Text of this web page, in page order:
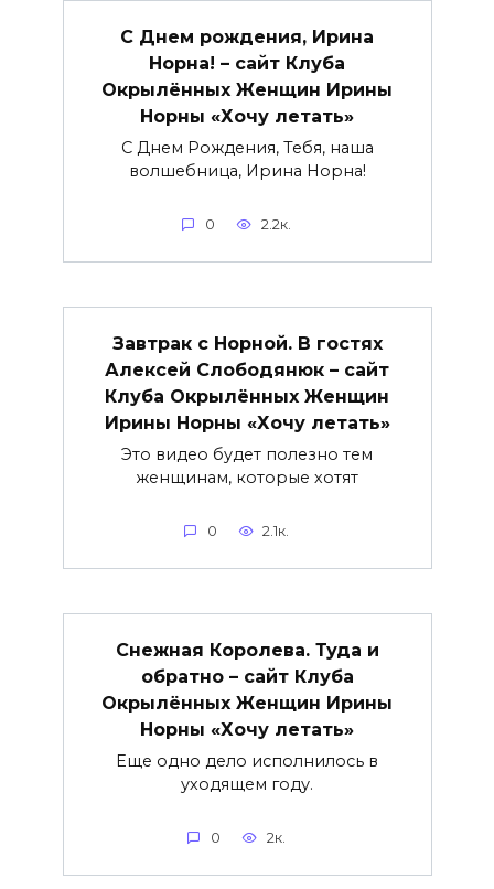
С Днем рождения, Ирина
Норна! – сайт Клуба
Окрылённых Женщин Ирины
Норны «Хочу летать»
С Днем Рождения, Тебя, наша
волшебница, Ирина Норна!
0 2.2к.
Завтрак с Норной. В гостях
Алексей Слободянюк – сайт
Клуба Окрылённых Женщин
Ирины Норны «Хочу летать»
Это видео будет полезно тем
женщинам, которые хотят
0 2.1к.
Снежная Королева. Туда и
обратно – сайт Клуба
Окрылённых Женщин Ирины
Норны «Хочу летать»
Еще одно дело исполнилось в
уходящем году.
0 2к.